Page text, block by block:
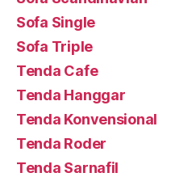
Sofa Single
Sofa Triple
Tenda Cafe
Tenda Hanggar
Tenda Konvensional
Tenda Roder
Tenda Sarnafil